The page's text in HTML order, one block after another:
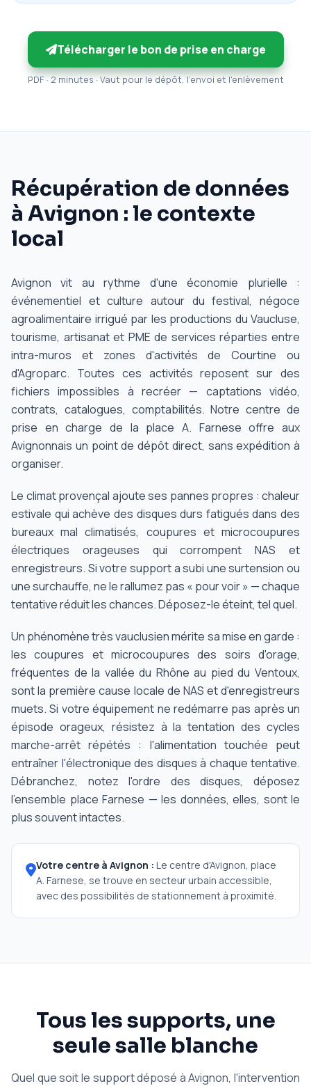
Télécharger le bon de prise en charge
PDF · 2 minutes · Vaut pour le dépôt, l'envoi et l'enlèvement
Récupération de données
à Avignon : le contexte
local
Avignon vit au rythme d'une économie plurielle :
événementiel et culture autour du festival, négoce
agroalimentaire irrigué par les productions du Vaucluse,
tourisme, artisanat et PME de services réparties entre
intra-muros et zones d'activités de Courtine ou
d'Agroparc. Toutes ces activités reposent sur des
fichiers impossibles à recréer — captations vidéo,
contrats, catalogues, comptabilités. Notre centre de
prise en charge de la place A. Farnese offre aux
Avignonnais un point de dépôt direct, sans expédition à
organiser.
Le climat provençal ajoute ses pannes propres : chaleur
estivale qui achève des disques durs fatigués dans des
bureaux mal climatisés, coupures et microcoupures
électriques orageuses qui corrompent NAS et
enregistreurs. Si votre support a subi une surtension ou
une surchauffe, ne le rallumez pas « pour voir » — chaque
tentative réduit les chances. Déposez-le éteint, tel quel.
Un phénomène très vauclusien mérite sa mise en garde :
les coupures et microcoupures des soirs d'orage,
fréquentes de la vallée du Rhône au pied du Ventoux,
sont la première cause locale de NAS et d'enregistreurs
muets. Si votre équipement ne redémarre pas après un
épisode orageux, résistez à la tentation des cycles
marche-arrêt répétés : l'alimentation touchée peut
entraîner l'électronique des disques à chaque tentative.
Débranchez, notez l'ordre des disques, déposez
l'ensemble place Farnese — les données, elles, sont le
plus souvent intactes.
Votre centre à Avignon : Le centre d'Avignon, place
A. Farnese, se trouve en secteur urbain accessible,
avec des possibilités de stationnement à proximité.
Tous les supports, une
seule salle blanche
Quel que soit le support déposé à Avignon, l'intervention